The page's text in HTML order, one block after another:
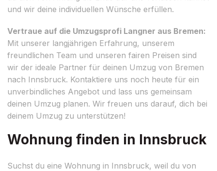
und wir deine individuellen Wünsche erfüllen.
Vertraue auf die Umzugsprofi Langner aus Bremen:
Mit unserer langjährigen Erfahrung, unserem
freundlichen Team und unseren fairen Preisen sind
wir der ideale Partner für deinen Umzug von Bremen
nach Innsbruck. Kontaktiere uns noch heute für ein
unverbindliches Angebot und lass uns gemeinsam
deinen Umzug planen. Wir freuen uns darauf, dich bei
deinem Umzug zu unterstützen!
Wohnung finden in Innsbruck
Suchst du eine Wohnung in Innsbruck, weil du von